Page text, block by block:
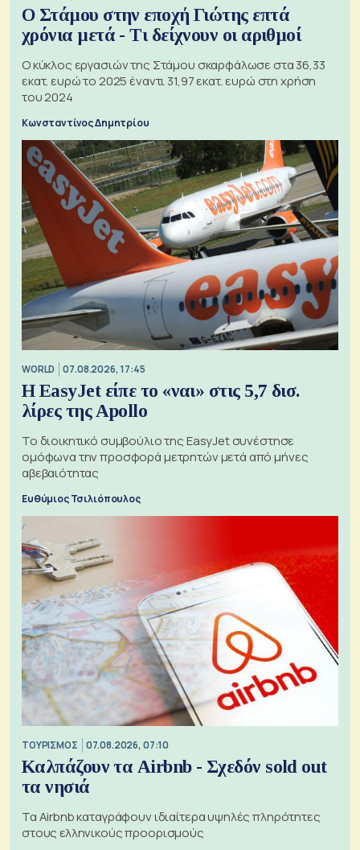
Ο Στάμου στην εποχή Γιώτης επτά
χρόνια μετά - Τι δείχνουν οι αριθμοί
Ο κύκλος εργασιών της Στάμου σκαρφάλωσε στα 36,33
εκατ. ευρώ το 2025 έναντι 31,97 εκατ. ευρώ στη χρήση
του 2024
Κωνσταντίνος Δημητρίου
WORLD 07.08.2026, 17:45
Η EasyJet είπε το «ναι» στις 5,7 δισ.
λίρες της Apollo
Το διοικητικό συμβούλιο της EasyJet συνέστησε
ομόφωνα την προσφορά μετρητών μετά από μήνες
αβεβαιότητας
Ευθύμιος Τσιλιόπουλος
ΤΟΥΡΙΣΜΟΣ 07.08.2026, 07:10
Καλπάζουν τα Airbnb - Σχεδόν sold out
τα νησιά
Τα Airbnb καταγράφουν ιδιαίτερα υψηλές πληρότητες
στους ελληνικούς προορισμούς